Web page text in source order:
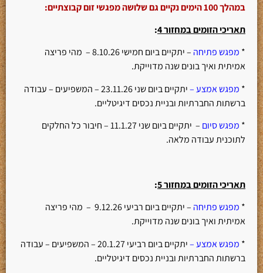
במהלך 100 הימים נקיים גם שלושה מפגשי זום קבוצתיים:
תאריכי הזומים במחזור 4 :
* מפגש פתיחה
– יתקיים ביום חמישי 8.10.26 – מהי פריצה
אמיתית ואיך בונים שנה מדוייקת.
* מפגש אמצע –
יתקיים ביום שני 23.11.26 – המשפיעים – עבודה
ברשתות החברתיות ובניית נכסים דיגיטליים.
* מפגש סיום
– יתקיים ביום שני 11.1.27 – חיבור כל החלקים
לתוכנית עבודה מלאה.
תאריכי הזומים במחזור 5 :
* מפגש פתיחה
– יתקיים ביום רביעי 9.12.26 – מהי פריצה
אמיתית ואיך בונים שנה מדוייקת.
* מפגש אמצע –
יתקיים ביום רביעי 20.1.27 – המשפיעים – עבודה
ברשתות החברתיות ובניית נכסים דיגיטליים.